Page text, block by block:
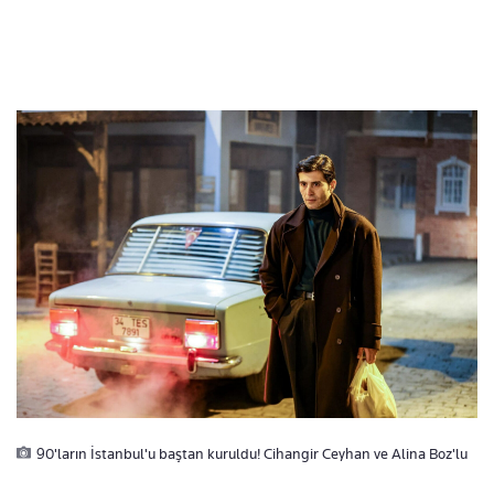
90'ların İstanbul'u baştan kuruldu! Cihangir Ceyhan ve Alina Boz'lu